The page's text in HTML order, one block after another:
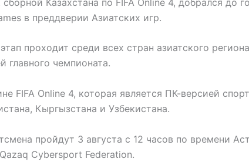
в преддверии Азиатских игр.
проходит среди всех стран азиатского
главного чемпионата.
FIFA Online 4, которая является ПК-версией
Кыргызстана и Узбекистана.
пройдут 3 августа с 12 часов по времени
Cybersport Federation.